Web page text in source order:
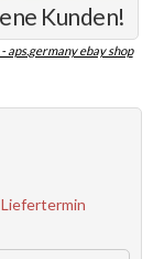
Kunden!
aps.germany ebay shop